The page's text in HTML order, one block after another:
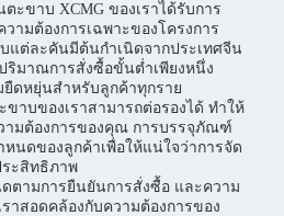
ะขาบ XCMG ของเราได้รับการ
ามต้องการเฉพาะของโครงการ
แต่ละคันมีต้นกำเนิดจากประเทศจีน
ริมาณการสั่งซื้อขั้นต่ำเพียงหนึ่ง
ยืดหยุ่นสำหรับลูกค้าทุกราย
าบของเราสามารถต่อรองได้ ทำให้
มต้องการของคุณ การบรรจุภัณฑ์
นดของลูกค้าเพื่อให้แน่ใจว่าการจัด
ะสิทธิภาพ
ดตามการยืนยันการสั่งซื้อ และความ
าสอดคล้องกับความต้องการของ